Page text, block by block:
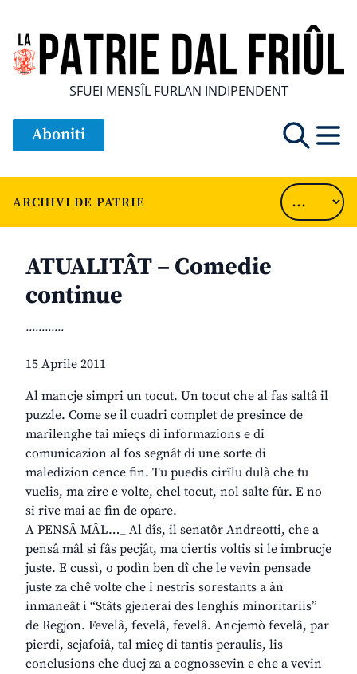
SFUEI MENSÎL FURLAN INDIPENDENT
Aboniti
ARCHIVI DE PATRIE
ATUALITÂT – Comedie
continue
............
15 Aprile 2011
Al mancje simpri un tocut. Un tocut che al fas saltâ il
puzzle. Come se il cuadri complet de presince de
marilenghe tai mieçs di informazions e di
comunicazion al fos segnât di une sorte di
maledizion cence fin. Tu puedis cirîlu dulà che tu
vuelis, ma zire e volte, chel tocut, nol salte fûr. E no
si rive mai ae fin de opare.
A PENSÂ MÂL…_ Al dîs, il senatôr Andreotti, che a
pensâ mâl si fâs pecjât, ma ciertis voltis si le imbrucje
juste. E cussì, o podìn ben dî che le vevin pensade
juste za chê volte che i nestris sorestants a àn
inmaneât i “Stâts gjenerai des lenghis minoritariis”
de Regjon. Fevelâ, fevelâ, fevelâ. Ancjemò fevelâ, par
pierdi, scjafoiâ, tal mieç di tantis peraulis, lis
conclusions che ducj za a cognossevin e che a vevin